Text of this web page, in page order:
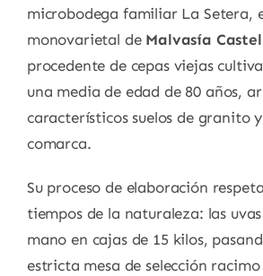
microbodega familiar La Setera,
monovarietal de Malvasía
procedente de cepas viejas
una media de edad de 80 años,
característicos suelos de granito
comarca.
Su proceso de elaboración
tiempos de la naturaleza: las
mano en cajas de 15 kilos,
estricta mesa de selección